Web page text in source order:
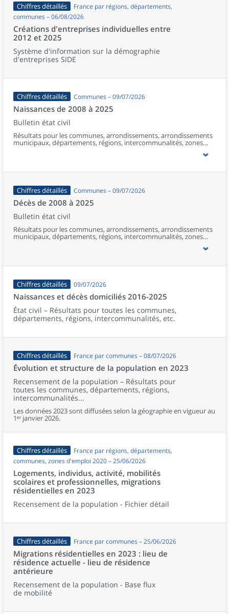
Chiffres détaillés
France par régions, départements,
communes – 06/08/2026
Créations d'entreprises individuelles entre
2012 et 2025
Système d'information sur la démographie
d'entreprises SIDE
Chiffres détaillés Communes – 09/07/2026
Naissances de 2008 à 2025
Bulletin état civil
Résultats pour les communes, arrondissements, arrondissements
municipaux, départements, régions, intercommunalités, zones
d’emploi, bassins de vie, unités urbaines et aires d’attraction des
Chiffres détaillés Communes – 09/07/2026
Décès de 2008 à 2025
Bulletin état civil
Résultats pour les communes, arrondissements, arrondissements
municipaux, départements, régions, intercommunalités, zones
d’emploi, bassins de vie, unités urbaines et aires d’attraction des
Chiffres détaillés 09/07/2026
Naissances et décès domiciliés 2016-2025
État civil – Résultats pour toutes les communes,
départements, régions, intercommunalités, etc.
Chiffres détaillés France par communes – 08/07/2026
Évolution et structure de la population en 2023
Recensement de la population – Résultats pour
toutes les communes, départements, régions,
intercommunalités...
Les données 2023 sont diffusées selon la géographie en vigueur au
1ᵉʳ janvier 2026.
Chiffres détaillés
France par régions, départements,
communes, zones d'emploi 2020 – 25/06/2026
Logements, individus, activité, mobilités
scolaires et professionnelles, migrations
résidentielles en 2023
Recensement de la population - Fichier détail
Chiffres détaillés France par communes – 25/06/2026
Migrations résidentielles en 2023 : lieu de
résidence actuelle - lieu de résidence
antérieure
Recensement de la population - Base flux
de mobilité